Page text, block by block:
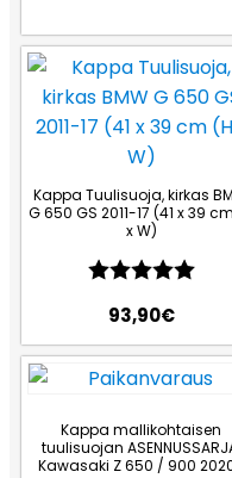
Kappa Tuulisuoja, kirkas
G 650 GS 2011-17 (41 x 39
x W)
Arvio: 5.0
93,90€
Kappa mallikohtaisen
tuulisuojan
Kawasaki Z 650 / 900